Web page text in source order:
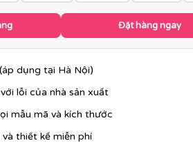
Đặt hàng ngay
dụng tại Hà Nội)
lỗi của nhà sản xuất
mẫu mã và kích thước
thiết kế miễn phí